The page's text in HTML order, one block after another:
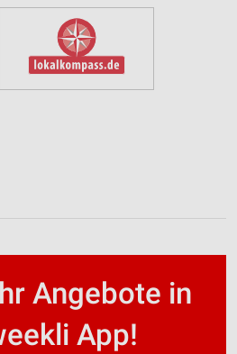
Angebote in
App!